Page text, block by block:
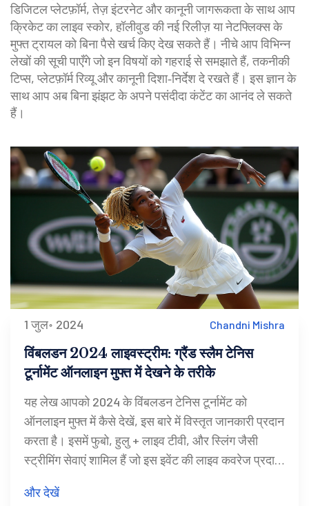
डिजिटल प्लेटफ़ॉर्म, तेज़ इंटरनेट और कानूनी जागरूकता के साथ आप
क्रिकेट का लाइव स्कोर, हॉलीवुड की नई रिलीज़ या नेटफ्लिक्स के
मुफ्त ट्रायल को बिना पैसे खर्च किए देख सकते हैं। नीचे आप विभिन्न
लेखों की सूची पाएँगे जो इन विषयों को गहराई से समझाते हैं, तकनीकी
टिप्स, प्लेटफ़ॉर्म रिव्यू और कानूनी दिशा‑निर्देश दे रखते हैं। इस ज्ञान के
साथ आप अब बिना झंझट के अपने पसंदीदा कंटेंट का आनंद ले सकते
हैं।
1 जुल॰ 2024 Chandni Mishra
विंबलडन 2024 लाइवस्ट्रीम: ग्रैंड स्लैम टेनिस
टूर्नामेंट ऑनलाइन मुफ्त में देखने के तरीके
यह लेख आपको 2024 के विंबलडन टेनिस टूर्नामेंट को
ऑनलाइन मुफ्त में कैसे देखें, इस बारे में विस्तृत जानकारी प्रदान
करता है। इसमें फुबो, हुलु + लाइव टीवी, और स्लिंग जैसी
स्ट्रीमिंग सेवाएं शामिल हैं जो इस इवेंट की लाइव कवरेज प्रदान
जानकारी दी गई है।
और देखें